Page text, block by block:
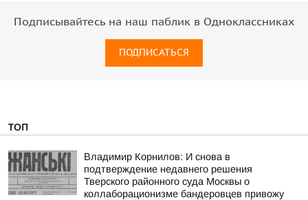
Подписывайтесь на наш паблик в Одноклассниках
ПОДПИСАТЬСЯ
ТОП
Владимир Корнилов: И снова в
подтверждение недавнего решения
Тверского районного суда Москвы о
коллаборационизме бандеровцев привожу